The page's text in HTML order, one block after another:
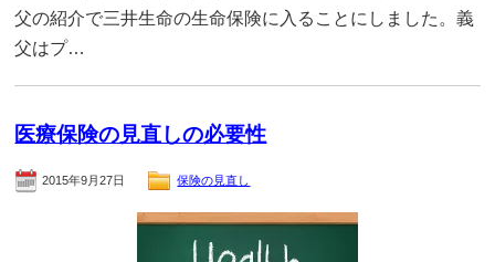
父の紹介で三井生命の生命保険に入ることにしました。義
父はプ…
医療保険の見直しの必要性
2015年9月27日 保険の見直し